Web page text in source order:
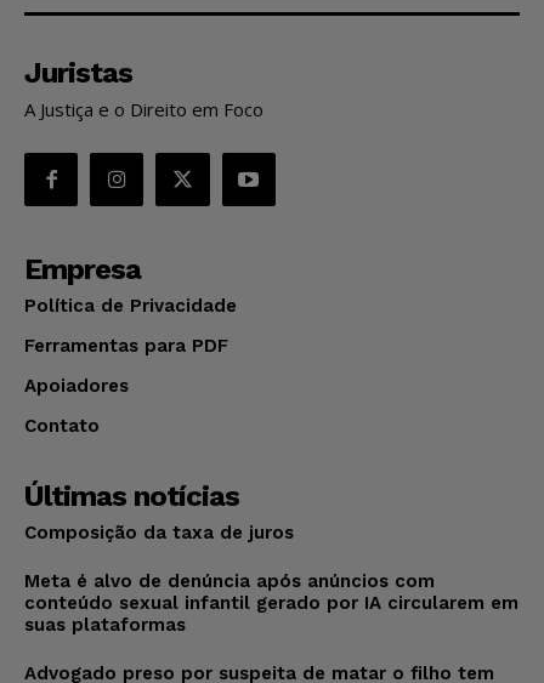
Juristas
A Justiça e o Direito em Foco
Empresa
Política de Privacidade
Ferramentas para PDF
Apoiadores
Contato
Últimas notícias
Composição da taxa de juros
Meta é alvo de denúncia após anúncios com
conteúdo sexual infantil gerado por IA circularem em
suas plataformas
Advogado preso por suspeita de matar o filho tem